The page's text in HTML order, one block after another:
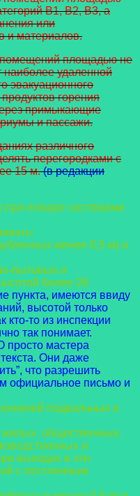
В1, В2, В3, а
или
и материалов.
площадью не
наиболее удаленной
эвакуационного
горения
примыкающие
и пассажи.
различного
перегородками с
15 м. (в редакции
при пожаре системами
менее 0,5 м) и
бытовых и
более 28
пункта, имеются ввиду
высотой только
кто-то из инспекции
так понимает.
мастера
Они даже
что разрешить
официальное письмо и
подвальных и
жилых, общественных,
и
выходах в эти
с постоянным